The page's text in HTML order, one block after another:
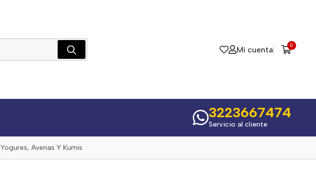
Mi cuenta 0
3223667474
Servicio al cliente
Yogures, Avenas Y Kumis